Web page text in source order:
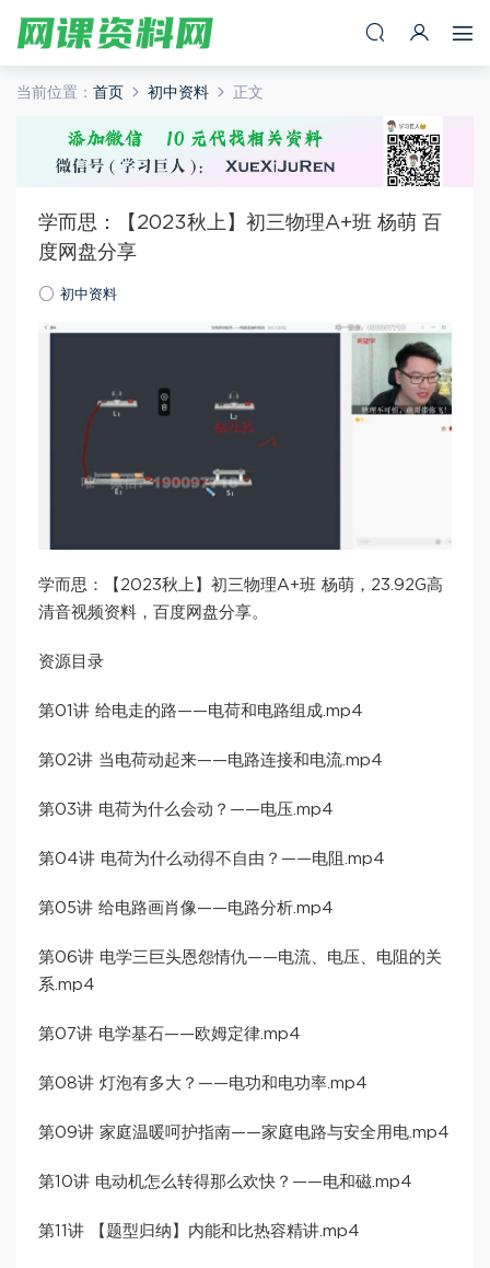
当前位置： 首页 初中资料 正文
学而思：【2023秋上】初三物理A+班 杨萌 百
度网盘分享
初中资料
学而思：【2023秋上】初三物理A+班 杨萌，23.92G高
清音视频资料，百度网盘分享。
资源目录
第01讲 给电走的路——电荷和电路组成.mp4
第02讲 当电荷动起来——电路连接和电流.mp4
第03讲 电荷为什么会动？——电压.mp4
第04讲 电荷为什么动得不自由？——电阻.mp4
第05讲 给电路画肖像——电路分析.mp4
第06讲 电学三巨头恩怨情仇——电流、电压、电阻的关
系.mp4
第07讲 电学基石——欧姆定律.mp4
第08讲 灯泡有多大？——电功和电功率.mp4
第09讲 家庭温暖呵护指南——家庭电路与安全用电.mp4
第10讲 电动机怎么转得那么欢快？——电和磁.mp4
第11讲 【题型归纳】内能和比热容精讲.mp4